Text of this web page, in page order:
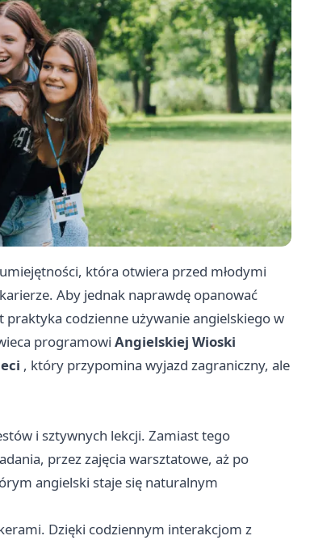
która otwiera przed młodymi
Aby jednak naprawdę opanować
praktyka codzienne używanie angielskiego w
programowi Angielskiej Wioski
, który przypomina wyjazd zagraniczny, ale
i sztywnych lekcji. Zamiast tego
przez zajęcia warsztatowe, aż po
angielski staje się naturalnym
Dzięki codziennym interakcjom z